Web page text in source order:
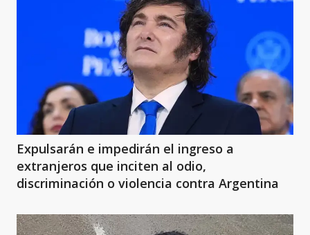
Expulsarán e impedirán el ingreso a
extranjeros que inciten al odio,
discriminación o violencia contra Argentina